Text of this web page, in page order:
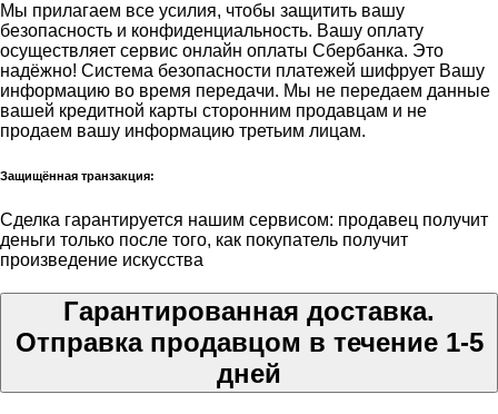
Мы прилагаем все усилия, чтобы защитить вашу
безопасность и конфиденциальность. Вашу оплату
осуществляет сервис онлайн оплаты Сбербанка. Это
надёжно! Система безопасности платежей шифрует Вашу
информацию во время передачи. Мы не передаем данные
вашей кредитной карты сторонним продавцам и не
продаем вашу информацию третьим лицам.
Защищённая транзакция:
Сделка гарантируется нашим сервисом: продавец получит
деньги только после того, как покупатель получит
произведение искусства
Гарантированная доставка.
Отправка продавцом в течение 1-5
дней